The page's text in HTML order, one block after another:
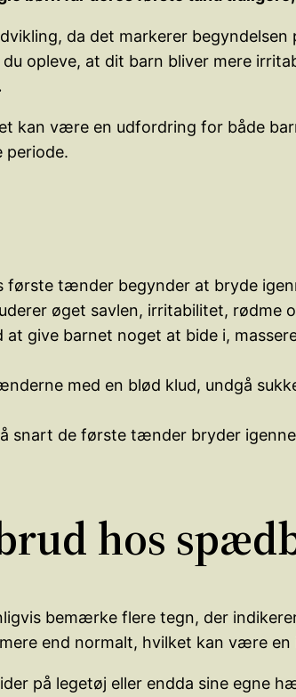
da det markerer
opleve, at dit barn bliver mere
kan være en udfordring for både
periode.
første tænder begynder at bryde
øget savlen, irritabilitet, rødme
give barnet noget at bide i,
med en blød klud, undgå
de første tænder bryder
hos
bemærke flere tegn, der
end normalt, hvilket kan være
på legetøj eller endda sine egne